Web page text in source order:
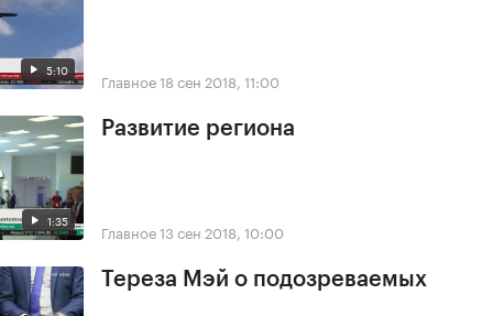
5:10 Главное18 сен 2018, 11:00
1:35
Развитие региона
Главное13 сен 2018, 10:00
Тереза Мэй о подозреваемых